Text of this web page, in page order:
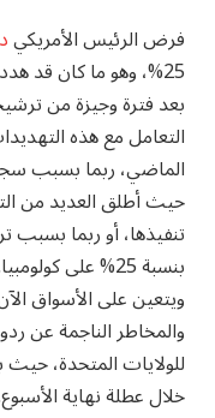
فرض الرئيس الأمريكي
25%، وهو ما كان قد
التعامل مع هذه
الماضي، ربما بسبب
حيث أطلق العديد من
تنفيذها، أو ربما
بنسبة 25% على
ويتعين على الأسواق
والمخاطر الناجمة عن
للولايات المتحدة،
خلال عطلة نهاية